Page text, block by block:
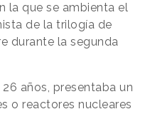
la que se ambienta el
de la trilogía de
durante la segunda
años, presentaba un
o reactores nucleares